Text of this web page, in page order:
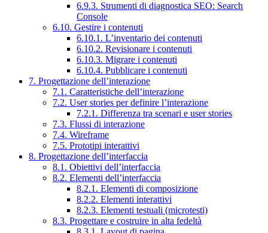
6.9.3. Strumenti di diagnostica SEO: Search
Console
6.10. Gestire i contenuti
6.10.1. L’inventario dei contenuti
6.10.2. Revisionare i contenuti
6.10.3. Migrare i contenuti
6.10.4. Pubblicare i contenuti
7. Progettazione dell’interazione
7.1. Caratteristiche dell’interazione
7.2. User stories per definire l’interazione
7.2.1. Differenza tra scenari e user stories
7.3. Flussi di interazione
7.4. Wireframe
7.5. Prototipi interattivi
8. Progettazione dell’interfaccia
8.1. Obiettivi dell’interfaccia
8.2. Elementi dell’interfaccia
8.2.1. Elementi di composizione
8.2.2. Elementi interattivi
8.2.3. Elementi testuali (microtesti)
8.3. Progettare e costruire in alta fedeltà